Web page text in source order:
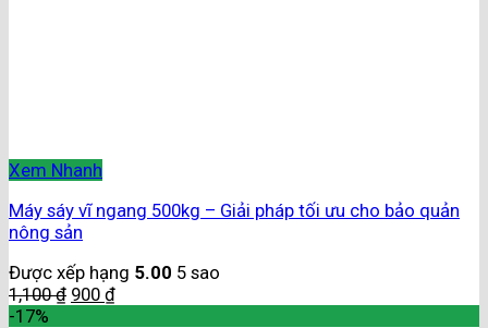
Xem Nhanh
Máy sáy vĩ ngang 500kg – Giải pháp tối ưu cho bảo quản
nông sản
Được xếp hạng 5.00 5 sao
1,100₫ 900 ₫
-17%